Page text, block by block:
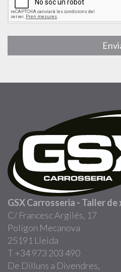
GSX Carrosseria - Taller de
C/ Francesc Argilés, 17
Polígon Mecanova
25191 Lleida
T +34 973 203 490
De Dilluns a Divendres,